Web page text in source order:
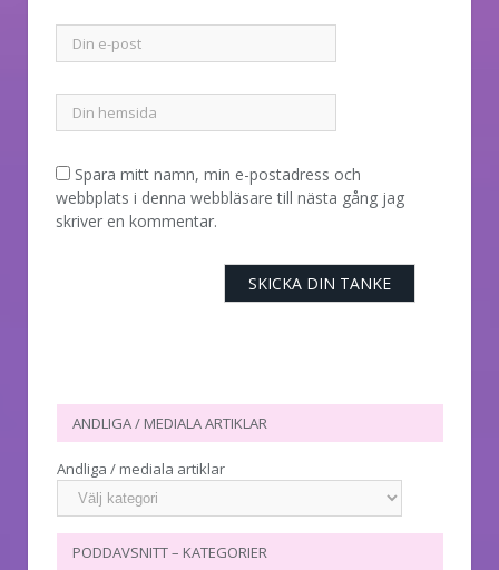
Spara mitt namn, min e-postadress och
webbplats i denna webbläsare till nästa gång jag
skriver en kommentar.
ANDLIGA / MEDIALA ARTIKLAR
Andliga / mediala artiklar
PODDAVSNITT – KATEGORIER